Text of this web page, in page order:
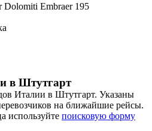
Dolomiti Embraer 195
в Штутгарт
Италии в Штутгарт. Указаны
на ближайшие рейсы.
используйте поисковую форму